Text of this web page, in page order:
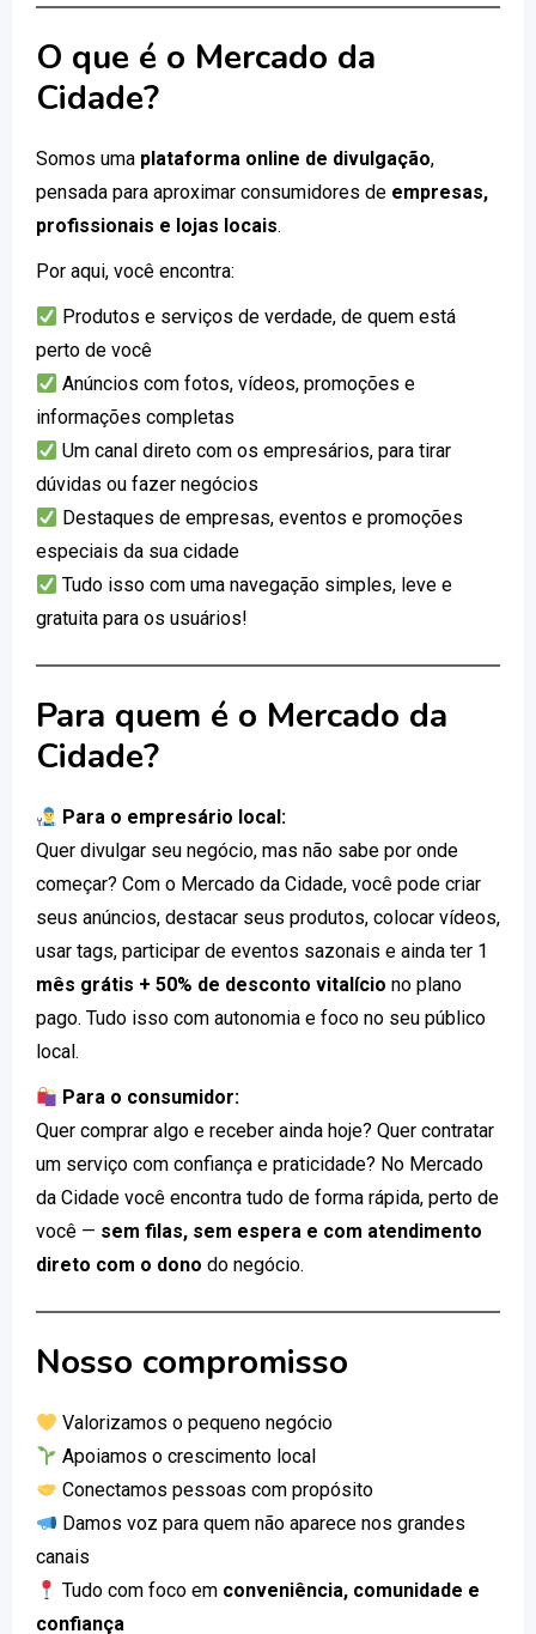
O que é o Mercado da
Cidade?
Somos uma plataforma online de divulgação,
pensada para aproximar consumidores de empresas,
profissionais e lojas locais.
Por aqui, você encontra:
Produtos e serviços de verdade, de quem está
perto de você
Anúncios com fotos, vídeos, promoções e
informações completas
Um canal direto com os empresários, para tirar
dúvidas ou fazer negócios
Destaques de empresas, eventos e promoções
especiais da sua cidade
Tudo isso com uma navegação simples, leve e
gratuita para os usuários!
Para quem é o Mercado da
Cidade?
Para o empresário local:
Quer divulgar seu negócio, mas não sabe por onde
começar? Com o Mercado da Cidade, você pode criar
seus anúncios, destacar seus produtos, colocar vídeos,
usar tags, participar de eventos sazonais e ainda ter 1
mês grátis + 50% de desconto vitalício no plano
pago. Tudo isso com autonomia e foco no seu público
local.
Para o consumidor:
Quer comprar algo e receber ainda hoje? Quer contratar
um serviço com confiança e praticidade? No Mercado
da Cidade você encontra tudo de forma rápida, perto de
você — sem filas, sem espera e com atendimento
direto com o dono do negócio.
Nosso compromisso
Valorizamos o pequeno negócio
Apoiamos o crescimento local
Conectamos pessoas com propósito
Damos voz para quem não aparece nos grandes
canais
Tudo com foco em conveniência, comunidade e
confiança